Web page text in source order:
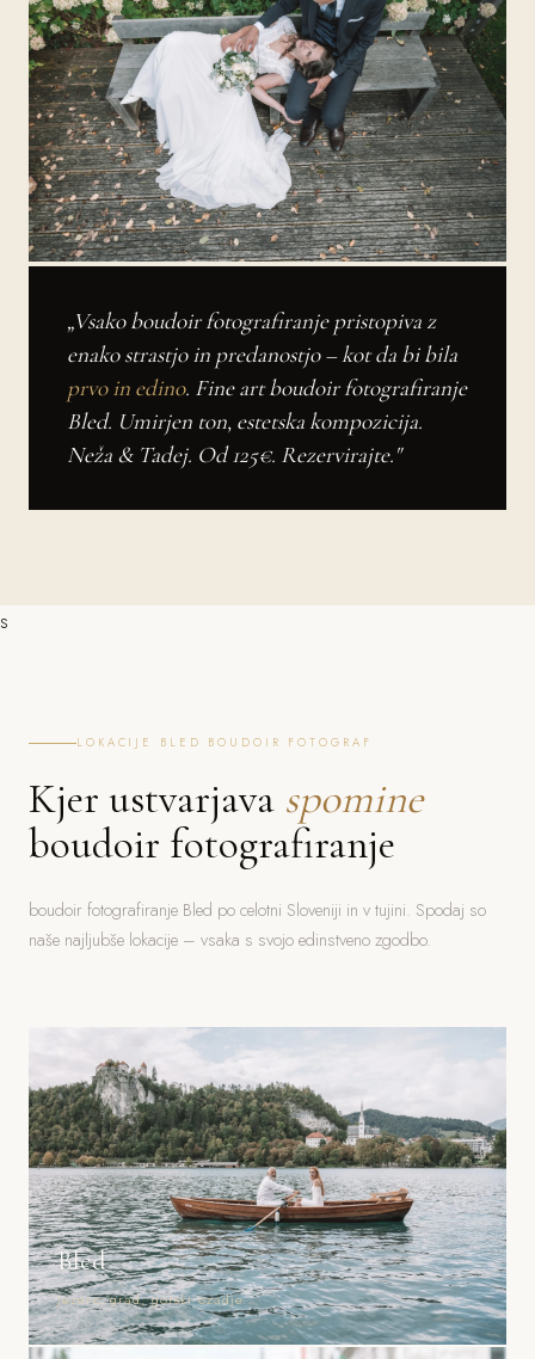
„Vsako boudoir fotografiranje pristopiva z
enako strastjo in predanostjo – kot da bi bila
prvo in edino. Fine art boudoir fotografiranje
Bled. Umirjen ton, estetska kompozicija.
Neža & Tadej. Od 125€. Rezervirajte."
s
LOKACIJE BLED BOUDOIR FOTOGRAF
Kjer ustvarjava spomine
boudoir fotografiranje
boudoir fotografiranje Bled po celotni Sloveniji in v tujini. Spodaj so
naše najljubše lokacije – vsaka s svojo edinstveno zgodbo.
Bled
Jezero, grad, gorski ozadje